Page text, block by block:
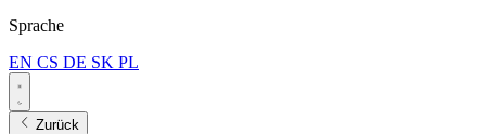
Sprache
EN CS DE SK PL
Zurück